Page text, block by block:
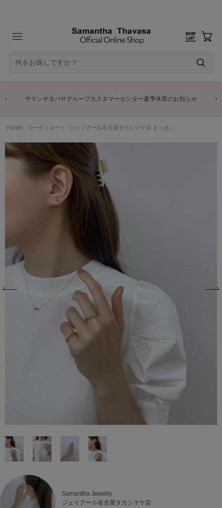
サマンサタバサグループカスタマーセンター夏季休業のお知らせ
HOME コーディネート ジェイアール名古屋タカシマヤ店 まっきぃ
Samantha Jewelry
ジェイアール名古屋タカシマヤ店